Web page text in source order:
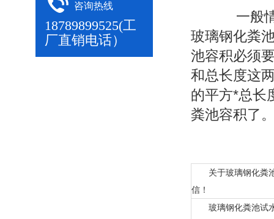
咨询热线
18789899525(工
厂直销电话）
一般情
玻璃钢化粪
池容积必须
和总长度这
的平方*总长
粪池容积了
关于玻璃钢化粪
信！
玻璃钢化粪池试